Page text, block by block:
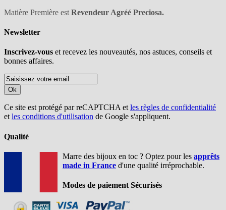
Matière Première est Revendeur Agréé Preciosa.
Newsletter
Inscrivez-vous et recevez les nouveautés, nos astuces, conseils et
bonnes affaires.
Ok
Ce site est protégé par reCAPTCHA etles règles de confidentialité
etles conditions d'utilisation de Google s'appliquent.
Qualité
Marre des bijoux en toc ? Optez pour les apprêts
made in France d'une qualité irréprochable.
Modes de paiement Sécurisés